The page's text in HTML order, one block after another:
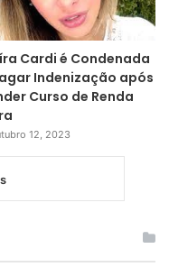
Cardi é Condenada
Indenização após
Curso de Renda
12, 2023